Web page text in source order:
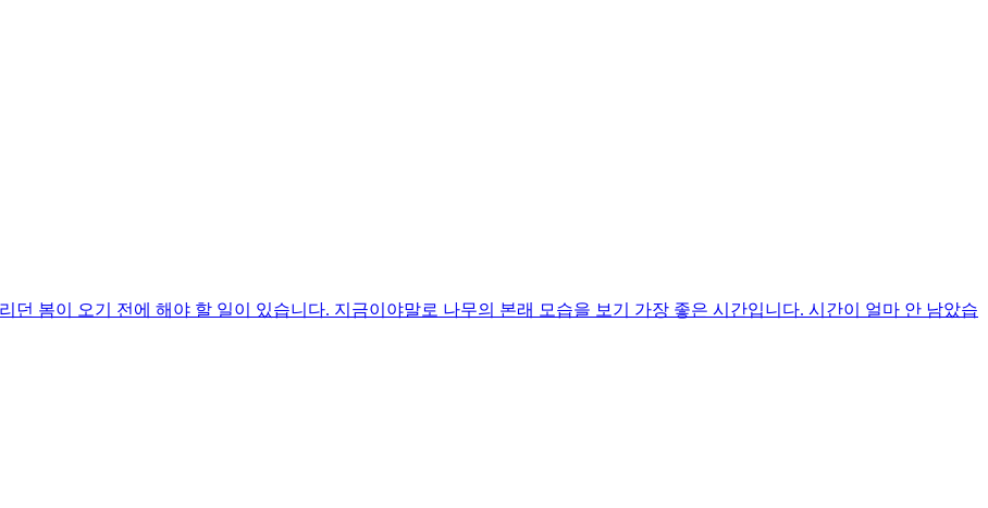
던 봄이 오기 전에 해야 할 일이 있습니다. 지금이야말로 나무의 본래 모습을 보기 가장 좋은 시간입니다. 시간이 얼마 안 남았습